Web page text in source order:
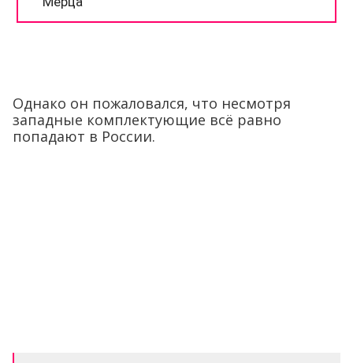
Однако он пожаловался, что несмотря
западные комплектующие всё равно
попадают в России.